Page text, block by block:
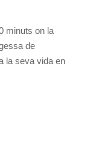
minuts on la
de
la seva vida en